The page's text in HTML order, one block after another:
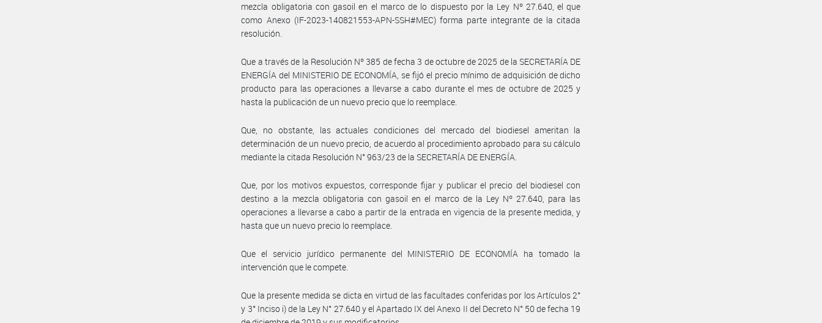
mezcla obligatoria con gasoil en el marco de lo dispuesto por la Ley Nº 27.640, el que
como Anexo (IF-2023-140821553-APN-SSH#MEC) forma parte integrante de la citada
resolución.
Que a través de la Resolución Nº 385 de fecha 3 de octubre de 2025 de la SECRETARÍA DE
ENERGÍA del MINISTERIO DE ECONOMÍA, se fijó el precio mínimo de adquisición de dicho
producto para las operaciones a llevarse a cabo durante el mes de octubre de 2025 y
hasta la publicación de un nuevo precio que lo reemplace.
Que, no obstante, las actuales condiciones del mercado del biodiesel ameritan la
determinación de un nuevo precio, de acuerdo al procedimiento aprobado para su cálculo
mediante la citada Resolución N° 963/23 de la SECRETARÍA DE ENERGÍA.
Que, por los motivos expuestos, corresponde fijar y publicar el precio del biodiesel con
destino a la mezcla obligatoria con gasoil en el marco de la Ley Nº 27.640, para las
operaciones a llevarse a cabo a partir de la entrada en vigencia de la presente medida, y
hasta que un nuevo precio lo reemplace.
Que el servicio jurídico permanente del MINISTERIO DE ECONOMÍA ha tomado la
intervención que le compete.
Que la presente medida se dicta en virtud de las facultades conferidas por los Artículos 2°
y 3° Inciso i) de la Ley N° 27.640 y el Apartado IX del Anexo II del Decreto N° 50 de fecha 19